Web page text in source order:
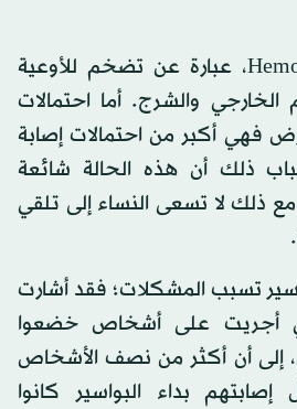
داء البواسير Hemorrhoids، عبارة عن تضخم للأوعية
الخارجي والشرج. أما احتمالات
فهي أكبر من احتمالات إصابة
ذلك أن هذه الحالة شائعة
ذلك لا تسعى النساء إلى تلقي
تسبب المشكلات؛ فقد أشارت
أجريت على أشخاص خضعوا
إلى أن أكثر من نصف الأشخاص
إصابتهم بداء البواسير كانوا